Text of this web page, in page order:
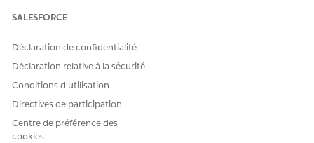
CET ARTICLE A-T-IL RÉSOLU VOTRE PROBLÈME ?
Dites-nous ce que nous pouvons améliorer !
SALESFORCE
Déclaration de confidentialité
Déclaration relative à la sécurité
Conditions d’utilisation
Directives de participation
Centre de préférence des
cookies